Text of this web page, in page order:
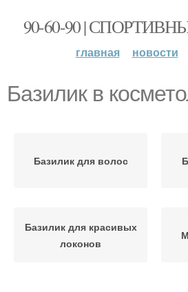
90-60-90 |
главная новости
Базилик в
Базилик для волос
Базилик для красивых
локонов